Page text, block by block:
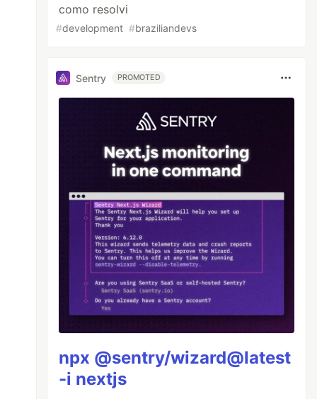
como resolvi
#development #braziliandevs
Sentry PROMOTED
npx @sentry/wizard@latest
-i nextjs